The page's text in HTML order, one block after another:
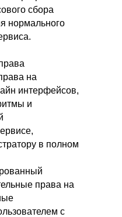
сбора
нормального
на
интерфейсов,
и
в полном
права на
с